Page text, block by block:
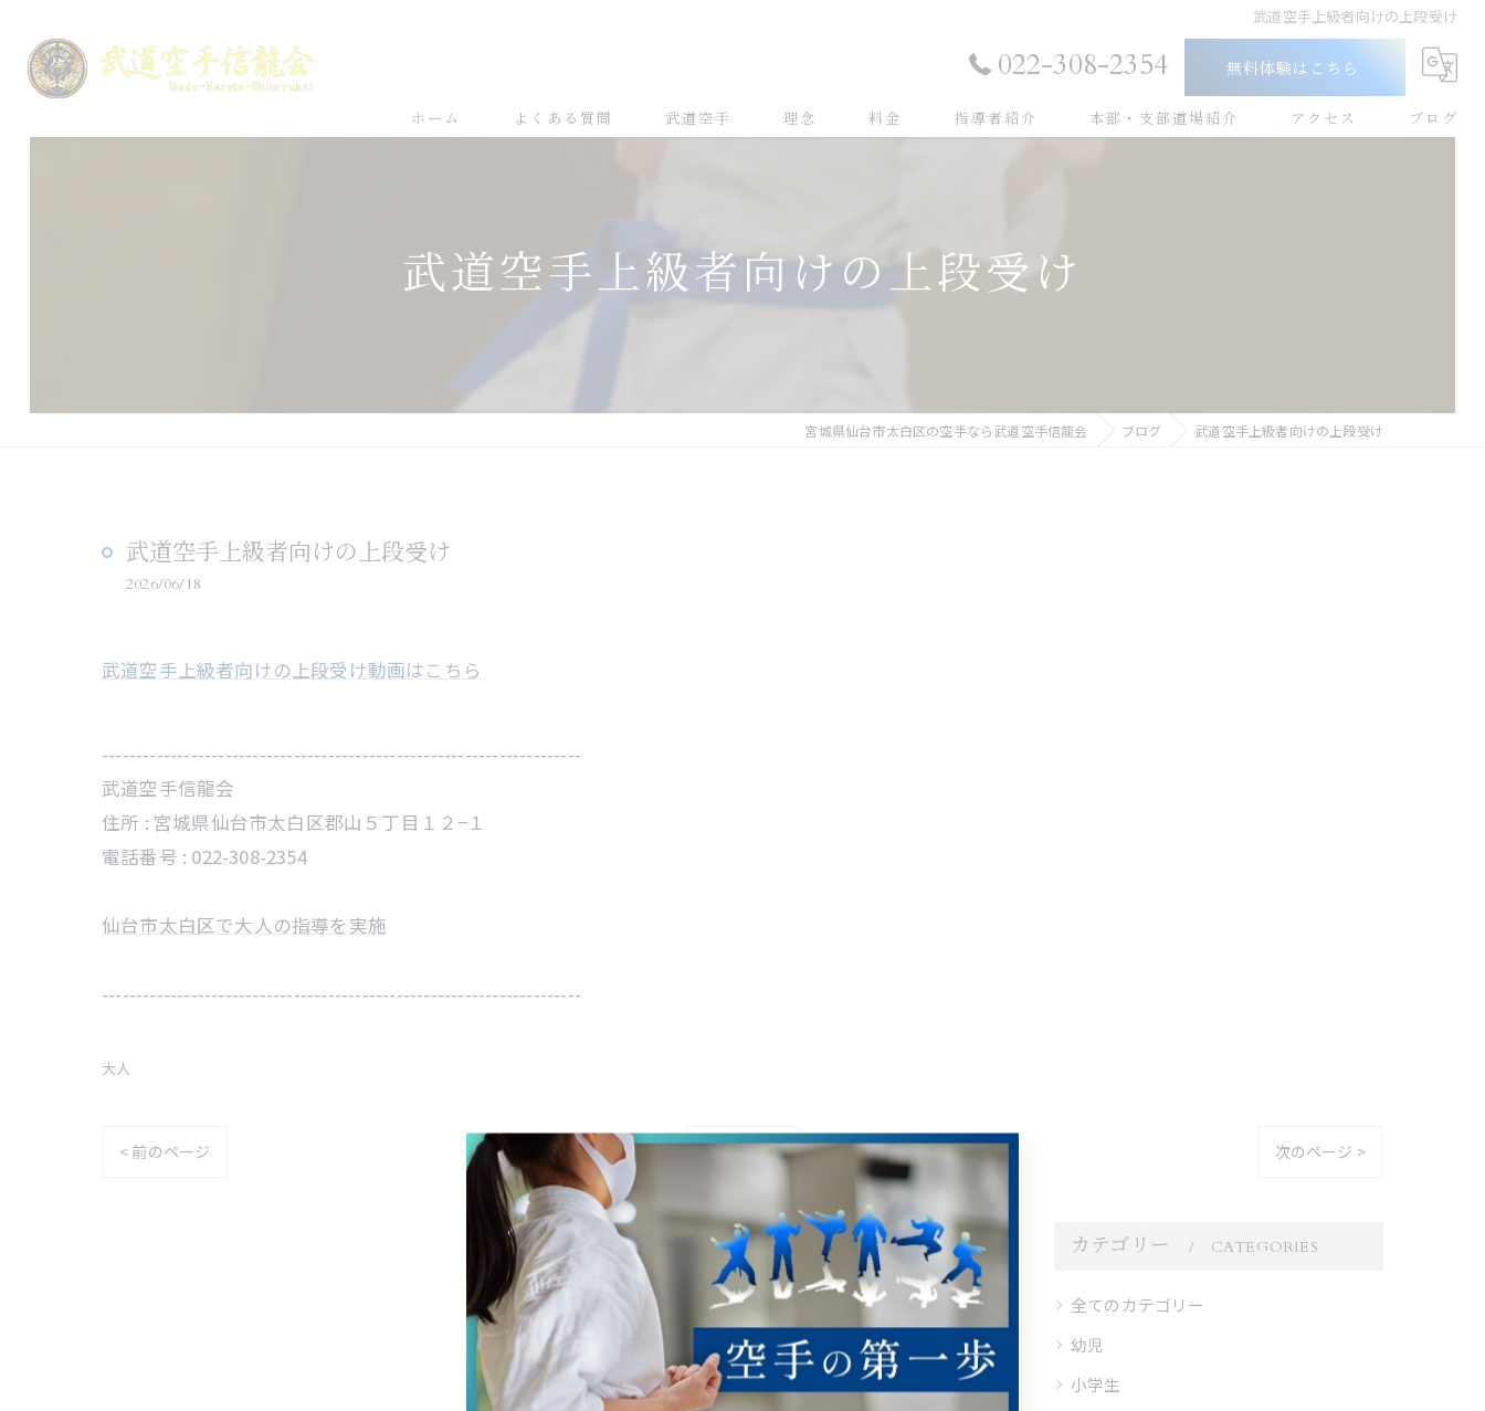
武道空手上級者向けの上段受け
022-308-2354 無料体験はこちら
ホーム よくある質問 武道空手 理念 料金 指導者紹介 本部・支部道場紹介 アクセス ブログ
武道空手上級者向けの上段受け
宮城県仙台市太白区の空手なら武道空手信龍会 ブログ 武道空手上級者向けの上段受け
武道空手上級者向けの上段受け
2026/06/18
武道空手上級者向けの上段受け動画はこちら
----------------------------------------------------------------------
武道空手信龍会
住所 : 宮城県仙台市太白区郡山５丁目１２−１
電話番号 : 022-308-2354
仙台市太白区で大人の指導を実施
----------------------------------------------------------------------
大人
< 前のページ 一覧に戻る 次のページ >
カテゴリー CATEGORIES
全てのカテゴリー
幼児
小学生